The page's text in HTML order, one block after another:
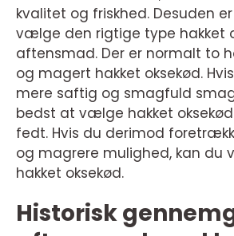
kvalitet og friskhed. Desuden
vælge den rigtige type hakket
aftensmad. Der er normalt to
og magert hakket oksekød.
mere saftig og smagfuld
bedst at vælge hakket
fedt. Hvis du derimod
og magrere mulighed, kan
hakket oksekød.
Historisk